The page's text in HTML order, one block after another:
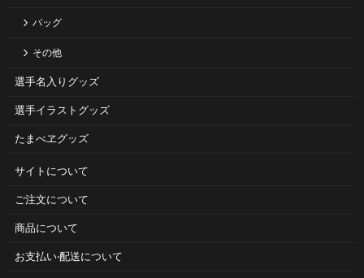
バッグ
その他
選手名入りグッズ
選手イラストグッズ
たまべヱグッズ
サイトについて
ご注⽂について
商品について
お⽀払い‧配送について